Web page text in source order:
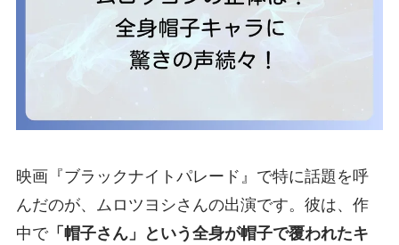
映画『ブラックナイトパレード』で特に話題を呼
んだのが、ムロツヨシさんの出演です。彼は、作
中で「帽子さん」という全身が帽子で覆われたキ